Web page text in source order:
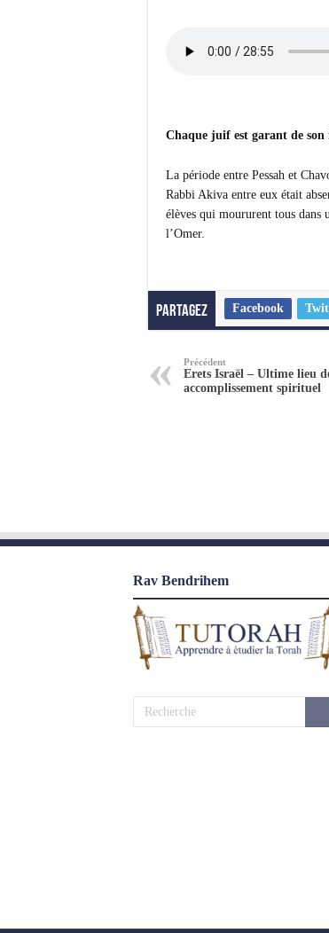
Chaque juif est garant de
La période entre Pessah et
Rabbi Akiva entre eux était
élèves qui moururent tous
l’Omer.
Partagez Facebook
Précédent
Erets Israël – Ultime lieu
accomplissement spirituel
Rav Bendrihem